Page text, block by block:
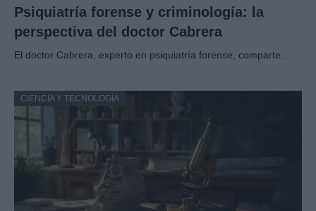
Psiquiatría forense y criminología: la
perspectiva del doctor Cabrera
El doctor Cabrera, experto en psiquiatría forense, comparte…
CIENCIA Y TECNOLOGÍA